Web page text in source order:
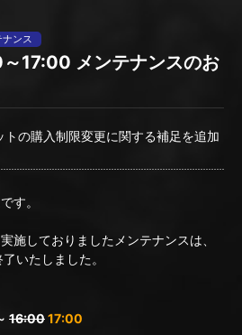
ナンス
17:00 メンテナンスのお
トの購入制限変更に関する補足を追加
す。
施しておりましたメンテナンスは、
いたしました。
16:0017:00